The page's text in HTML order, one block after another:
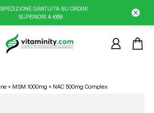
GRATUITA SU ORDINI
SUPERIORI A €69
+ MSM 1000mg + NAC 500mg Complex